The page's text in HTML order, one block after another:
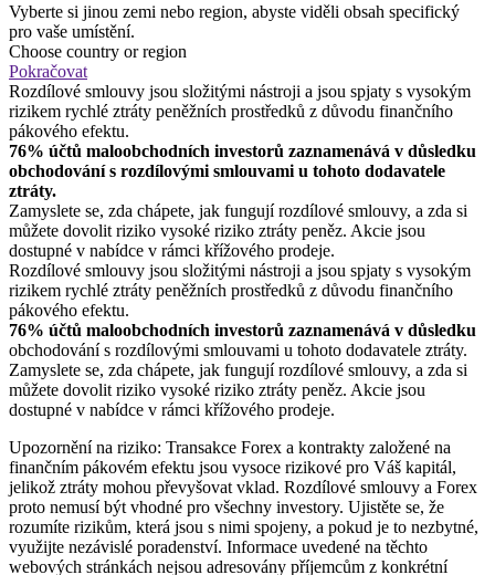
Vyberte si jinou zemi nebo region, abyste viděli obsah specifický
pro vaše umístění.
Choose country or region
Pokračovat
Rozdílové smlouvy jsou složitými nástroji a jsou spjaty s vysokým
rizikem rychlé ztráty peněžních prostředků z důvodu finančního
pákového efektu.
76% účtů maloobchodních investorů zaznamenává v důsledku
obchodování s rozdílovými smlouvami u tohoto dodavatele
ztráty.
Zamyslete se, zda chápete, jak fungují rozdílové smlouvy, a zda si
můžete dovolit riziko vysoké riziko ztráty peněz. Akcie jsou
dostupné v nabídce v rámci křížového prodeje.
Rozdílové smlouvy jsou složitými nástroji a jsou spjaty s vysokým
rizikem rychlé ztráty peněžních prostředků z důvodu finančního
pákového efektu.
76% účtů maloobchodních investorů zaznamenává v důsledku
obchodování s rozdílovými smlouvami u tohoto dodavatele ztráty.
Zamyslete se, zda chápete, jak fungují rozdílové smlouvy, a zda si
můžete dovolit riziko vysoké riziko ztráty peněz. Akcie jsou
dostupné v nabídce v rámci křížového prodeje.
Upozornění na riziko: Transakce Forex a kontrakty založené na
finančním pákovém efektu jsou vysoce rizikové pro Váš kapitál,
jelikož ztráty mohou převyšovat vklad. Rozdílové smlouvy a Forex
proto nemusí být vhodné pro všechny investory. Ujistěte se, že
rozumíte rizikům, která jsou s nimi spojeny, a pokud je to nezbytné,
využijte nezávislé poradenství. Informace uvedené na těchto
webových stránkách nejsou adresovány příjemcům z konkrétní